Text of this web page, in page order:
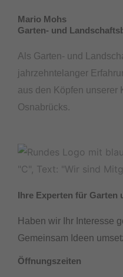
Mario Mohs
Garten- und
Als Garten- und
jahrzehntelanger
aus den Köpfen unserer
Osnabrücks.
Ihre Experten für Garten
Haben wir Ihr Interesse
Gemeinsam Ideen
Öffnungszeiten